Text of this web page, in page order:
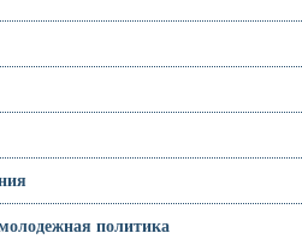
политика